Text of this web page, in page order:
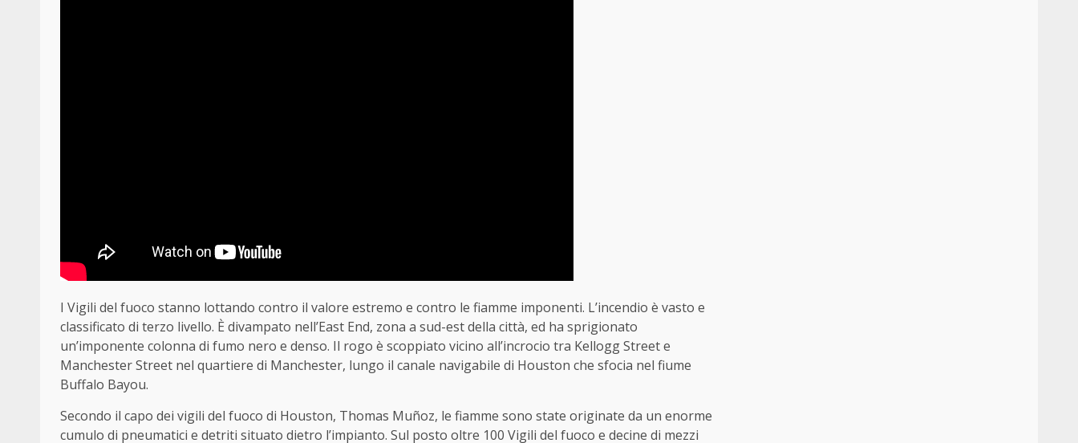
I Vigili del fuoco stanno lottando contro il valore estremo e contro le fiamme imponenti. L’incendio è vasto e
classificato di terzo livello. È divampato nell’East End, zona a sud-est della città, ed ha sprigionato
un’imponente colonna di fumo nero e denso. Il rogo è scoppiato vicino all’incrocio tra Kellogg Street e
Manchester Street nel quartiere di Manchester, lungo il canale navigabile di Houston che sfocia nel fiume
Buffalo Bayou.
Secondo il capo dei vigili del fuoco di Houston, Thomas Muñoz, le fiamme sono state originate da un enorme
cumulo di pneumatici e detriti situato dietro l’impianto. Sul posto oltre 100 Vigili del fuoco e decine di mezzi